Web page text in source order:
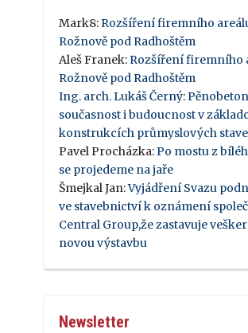
Mark8: Rozšíření firemního
Rožnově pod Radhoštěm
Aleš Franek: Rozšíření firemního
Rožnově pod Radhoštěm
Ing. arch. Lukáš Černý:
současnost i budoucnost v
konstrukcích průmyslových
Pavel Procházka: Po mostu z
se projedeme na jaře
Šmejkal Jan:Vyjádření Svazu
ve stavebnictví k oznámení
Central Group,že zastavuje
novou výstavbu
Newsletter